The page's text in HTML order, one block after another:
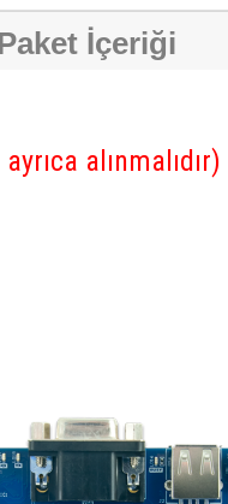
İçeriği
alınmalıdır)